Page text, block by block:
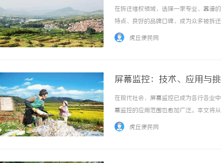
在拆迁维权领域，选择一家专业、靠谱
特点、良好的品牌口碑，成为众多被拆
模式粗放，单兵作战难以应对行政诉讼
虎丘便民网
屏幕监控：技术、应用与
在现代社会，屏幕监控已成为各行各业
幕监控的应用范围也愈加广泛。本文将
探讨屏幕监控的方方面面。一、什么是
虎丘便民网